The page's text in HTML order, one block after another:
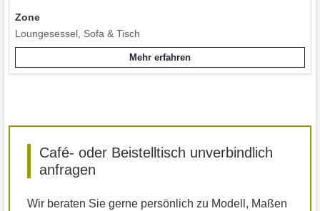
Zone
Loungesessel, Sofa & Tisch
Mehr erfahren
Café- oder Beistelltisch unverbindlich
anfragen
Wir beraten Sie gerne persönlich zu Modell, Maßen